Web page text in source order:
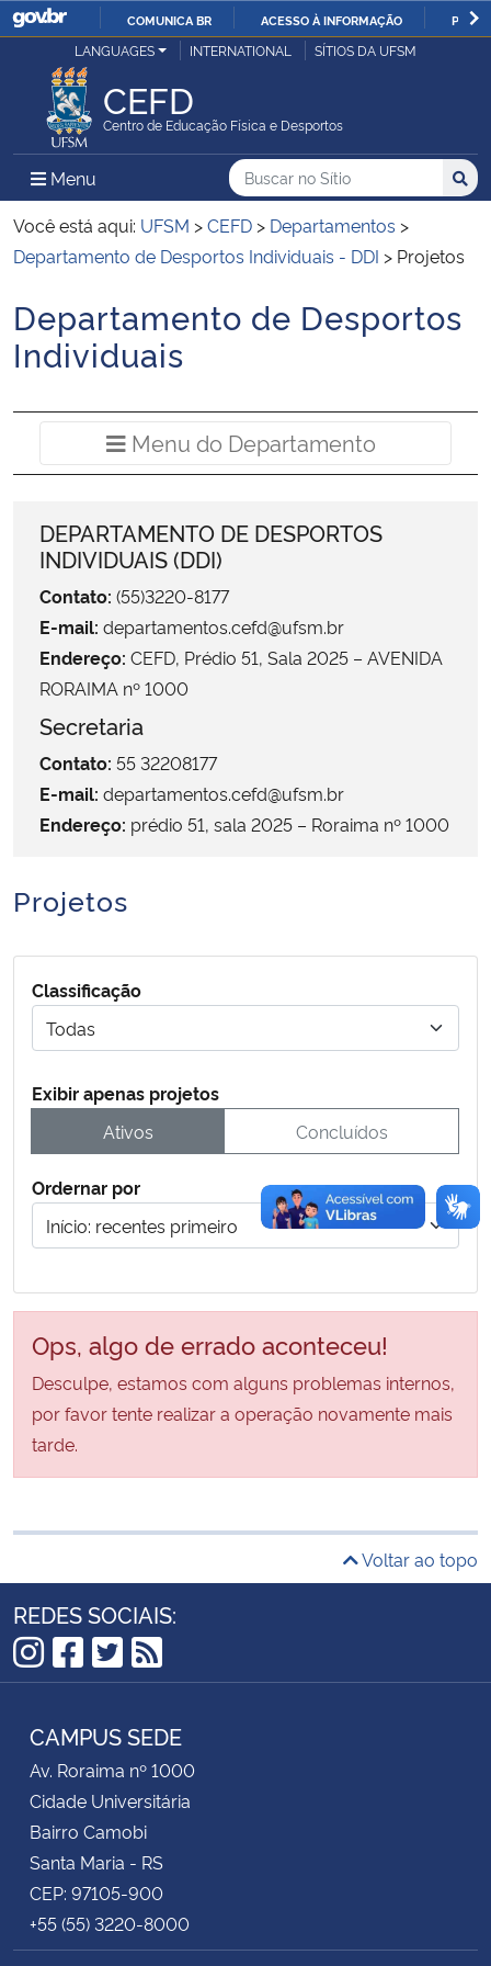
IR
COMUNICA BR ACESSO À INFORMAÇÃO
Ministério da Justiça e Segurança Pública
Ministério da Defesa
Ministério das Relações Exteriores
Ministério da Infraestrutura
Ministério da Educação
Ministério da Saúde
Ministério de Minas e Energia
Ministério da Ciência, Tecnologia, Inovações e Comunicações
Ministério do Turismo
Controladoria-Geral da União
Secretaria-Geral
Secretaria de Governo
Gabinete de Segurança Institucional
Advocacia-Geral da União
LANGUAGES INTERNATIONAL SÍTIOS DA UFSM
CEFD
Centro de Educação Física e Desportos
Menu Menu Principal do Sítio
Busca
Buscar no no Sítio
Busca:
Você está aqui: UFSM >CEFD > Departamentos >
Departamento de Desportos Individuais - DDI > Projetos
Início do conteúdo
Departamento de Desportos
Individuais
Menu do Departamento
DEPARTAMENTO DE DESPORTOS
INDIVIDUAIS (DDI)
Contato: (55)3220-8177
E-mail: departamentos.cefd@ufsm.br
Endereço: CEFD, Prédio 51, Sala 2025 – AVENIDA
RORAIMA nº 1000
Secretaria
Contato: 55 32208177
E-mail: departamentos.cefd@ufsm.br
Endereço: prédio 51, sala 2025 – Roraima nº 1000
Projetos
Classificação
Exibir apenas projetos
Ativos
Concluídos
Ordernar por
Ops, algo de errado aconteceu!
Desculpe, estamos com alguns problemas internos,
por favor tente realizar a operação novamente mais
tarde.
Voltar ao topo
REDES SOCIAIS:
Instagram
Facebook
Twitter
RSS
CAMPUS SEDE
Av. Roraima nº 1000
Cidade Universitária
Bairro Camobi
Santa Maria - RS
CEP: 97105-900
+55 (55) 3220-8000